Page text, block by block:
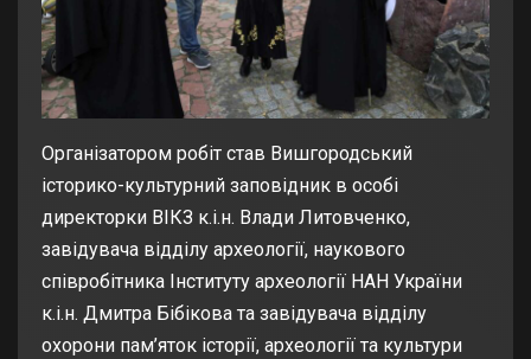
Організатором робіт став Вишгородський
історико-культурний заповідник в особі
директорки ВІКЗ к.і.н. Влади Литовченко,
завідувача відділу археології, наукового
співробітника Інституту археології НАН України
к.і.н. Дмитра Бібікова та завідувача відділу
охорони пам’яток історії, археології та культури